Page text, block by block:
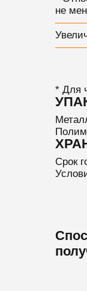
не
* Для
Срок